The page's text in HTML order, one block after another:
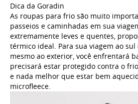
Dica da Goradin
As roupas para frio são muito
passeios e caminhadas em sua
extremamente leves e quentes,
térmico ideal. Para sua viagem ao
mesmo ao exterior, você enfrentará
precisará estar protegido contra o
e nada melhor que estar bem
microfleece.